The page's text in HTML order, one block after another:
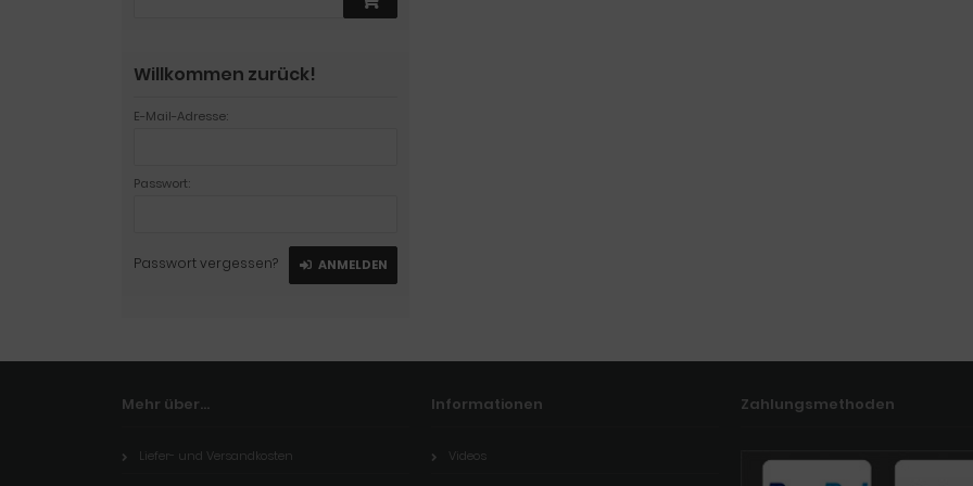
Willkommen zurück!
E-Mail-Adresse:
Passwort:
Passwort vergessen? ANMELDEN
Mehr über...
Liefer- und Versandkosten
Informationen
Videos
Zahlungsmethoden